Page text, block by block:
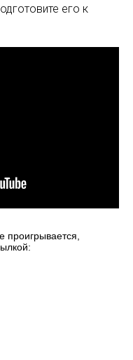
его к
проигрывается,